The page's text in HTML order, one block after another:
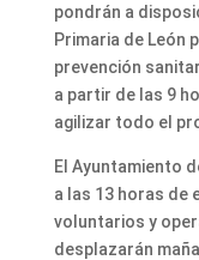
pondrán a
Primaria de León
prevención
a partir de las 9
agilizar todo el
El Ayuntamiento
a las 13 horas de
voluntarios y
desplazarán